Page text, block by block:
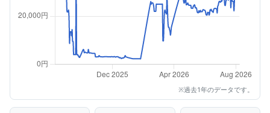
※過去1年のデータです。